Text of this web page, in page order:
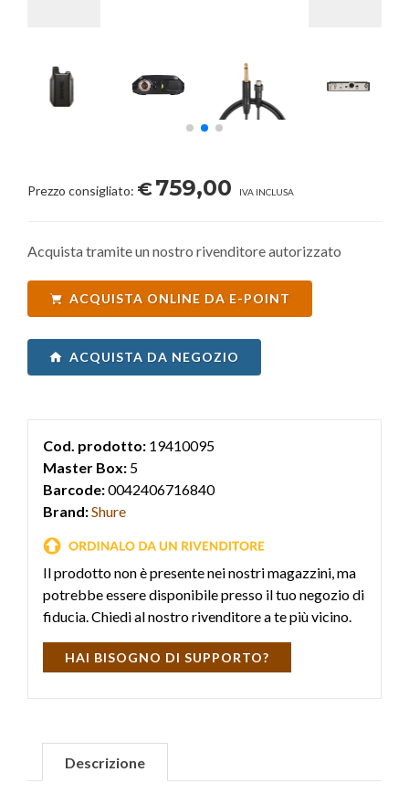
Prezzo consigliato: €759,00 IVA INCLUSA
Acquista tramite un nostro rivenditore autorizzato
ACQUISTA ONLINE DA E-POINT
ACQUISTA DA NEGOZIO
Cod. prodotto: 19410095
Master Box: 5
Barcode:0042406716840
Brand:Shure
Il prodotto non è presente nei nostri magazzini, ma
potrebbe essere disponibile presso il tuo negozio di
fiducia. Chiedi al nostro rivenditore a te più vicino.
HAI BISOGNO DI SUPPORTO?
Descrizione